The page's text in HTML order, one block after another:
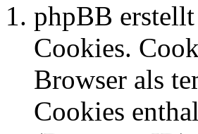
phpBB erstellt
Cookies.
Browser als
Cookies